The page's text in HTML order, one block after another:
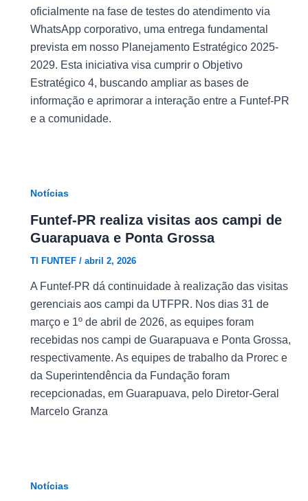
oficialmente na fase de testes do atendimento via
WhatsApp corporativo, uma entrega fundamental
prevista em nosso Planejamento Estratégico 2025-
2029. Esta iniciativa visa cumprir o Objetivo
Estratégico 4, buscando ampliar as bases de
informação e aprimorar a interação entre a Funtef-PR
e a comunidade.
Notícias
Funtef-PR realiza visitas aos campi de
Guarapuava e Ponta Grossa
TI FUNTEF / abril 2, 2026
A Funtef-PR dá continuidade à realização das visitas
gerenciais aos campi da UTFPR. Nos dias 31 de
março e 1º de abril de 2026, as equipes foram
recebidas nos campi de Guarapuava e Ponta Grossa,
respectivamente. As equipes de trabalho da Prorec e
da Superintendência da Fundação foram
recepcionadas, em Guarapuava, pelo Diretor-Geral
Marcelo Granza
Notícias